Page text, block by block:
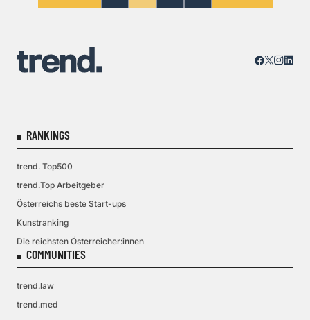
RANKINGS
trend. Top500
trend.Top Arbeitgeber
Österreichs beste Start-ups
Kunstranking
Die reichsten Österreicher:innen
COMMUNITIES
trend.law
trend.med